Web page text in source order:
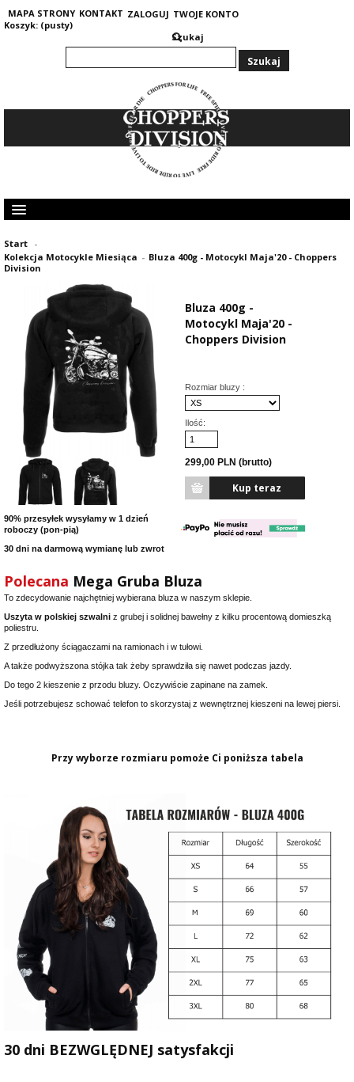
MAPA STRONY KONTAKT ZALOGUJ TWOJE KONTO
Koszyk: (pusty)
Szukaj
KOLEKCJA DAMSKA
GRUBE I CIEPŁE BLUZY 400G
OPINIE KLIENTÓW
Start -
Kolekcja Motocykle Miesiąca - Bluza 400g - Motocykl Maja'20 - Choppers
Division
90% przesyłek wysyłamy w 1 dzień
roboczy (pon-pią)
30 dni na darmową wymianę lub zwrot
Bluza 400g -
Motocykl Maja'20 -
Choppers Division
Rozmiar bluzy :
Ilość:
299,00 PLN (brutto)
Polecana Mega Gruba Bluza
To zdecydowanie najchętniej wybierana bluza w naszym sklepie.
Uszyta w polskiej szwalni z grubej i solidnej bawełny z kilku procentową domieszką
poliestru.
Z przedłużony ściągaczami na ramionach i w tułowi.
A także podwyższona stójka tak żeby sprawdziła się nawet podczas jazdy.
Do tego 2 kieszenie z przodu bluzy. Oczywiście zapinane na zamek.
Jeśli potrzebujesz schować telefon to skorzystaj z wewnętrznej kieszeni na lewej piersi.
Przy wyborze rozmiaru pomoże Ci poniższa tabela
30 dni BEZWGLĘDNEJ satysfakcji